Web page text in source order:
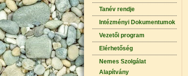
Tanév rendje
Intézményi Dokumentumok
Vezetői program
Elérhetőség
Nemes Szolgálat
Alapítvány